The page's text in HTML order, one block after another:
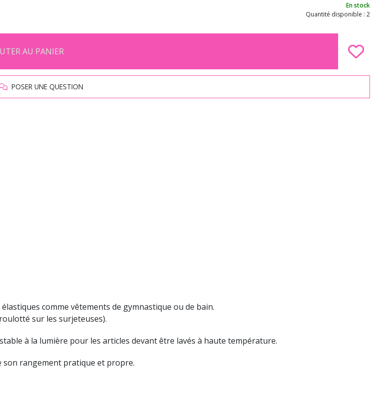
En stock
Quantité disponible : 2
AU PANIER
POSER UNE QUESTION
comme vêtements de gymnastique ou de bain.
sur les surjeteuses).
à la lumière pour les articles devant être lavés à haute température.
son rangement pratique et propre.